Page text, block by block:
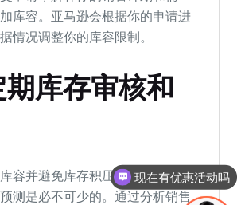
库容。亚马逊会根据你的申请进
情况调整你的库容限制。
期库存审核和
容并避免库存积压问题，定期进
测是必不可少的。通过分析销售
可以介绍下你们的产品么
现在有优惠活动吗